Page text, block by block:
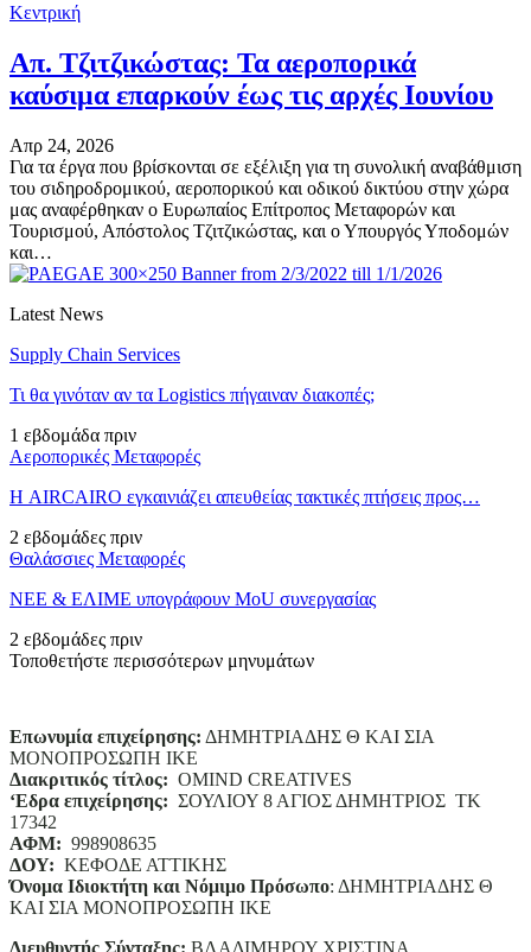
Κεντρική
Απ. Τζιτζικώστας: Τα αεροπορικά
καύσιμα επαρκούν έως τις αρχές Ιουνίου
Απρ 24, 2026
Για τα έργα που βρίσκονται σε εξέλιξη για τη συνολική αναβάθμιση
του σιδηροδρομικού, αεροπορικού και οδικού δικτύου στην χώρα
μας αναφέρθηκαν ο Ευρωπαίος Επίτροπος Μεταφορών και
Τουρισμού, Απόστολος Τζιτζικώστας, και ο Υπουργός Υποδομών
και…
Latest News
Supply Chain Services
Τι θα γινόταν αν τα Logistics πήγαιναν διακοπές;
1 εβδομάδα πριν
Αεροπορικές Μεταφορές
Η AIRCAIRO εγκαινιάζει απευθείας τακτικές πτήσεις προς…
2 εβδομάδες πριν
Θαλάσσιες Μεταφορές
ΝΕΕ & ΕΛΙΜΕ υπογράφουν MoU συνεργασίας
2 εβδομάδες πριν
Τοποθετήστε περισσότερων μηνυμάτων
Επωνυμία επιχείρησης: ΔΗΜΗΤΡΙΑΔΗΣ Θ ΚΑΙ ΣΙΑ
ΜΟΝΟΠΡΟΣΩΠΗ ΙΚΕ
Διακριτικός τίτλος: ΟΜΙΝD CREATIVES
‘Eδρα επιχείρησης: ΣΟΥΛΙΟΥ 8 ΑΓΙΟΣ ΔΗΜΗΤΡΙΟΣ ΤΚ
17342
ΑΦΜ: 998908635
ΔΟΥ: ΚΕΦΟΔΕ ΑΤΤΙΚΗΣ
Όνομα Ιδιοκτήτη και Νόμιμο Πρόσωπο: ΔΗΜΗΤΡΙΑΔΗΣ Θ
ΚΑΙ ΣΙΑ ΜΟΝΟΠΡΟΣΩΠΗ ΙΚΕ
Διευθυντής Σύνταξης: ΒΛΑΔΙΜΗΡΟΥ ΧΡΙΣΤΙΝΑ